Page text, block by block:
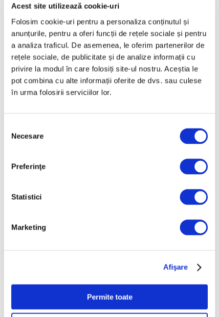
Acest site utilizează cookie-uri
Folosim cookie-uri pentru a personaliza conținutul și
anunțurile, pentru a oferi funcții de rețele sociale și pentru
a analiza traficul. De asemenea, le oferim partenerilor de
rețele sociale, de publicitate și de analize informații cu
privire la modul în care folosiți site-ul nostru. Aceștia le
pot combina cu alte informații oferite de dvs. sau culese
în urma folosirii serviciilor lor.
consimțământului
Necesare
Preferinţe
Statistici
Marketing
Afişare
Permite toate
Cea de-a 19-a ediție aBienalei de
Arhitectură de la Venețiava avea loc între 10
mai și 23 noiembrie 2025 și va fi curatoriată
de Carlo Ratti.
Intitulată „Intelligens. Natural. Artificial.
Collective”, bienala va conecta discipline
construit și despre numeroasele discipline
este singură”.
ce reprezintă România va fi finalizat în 14